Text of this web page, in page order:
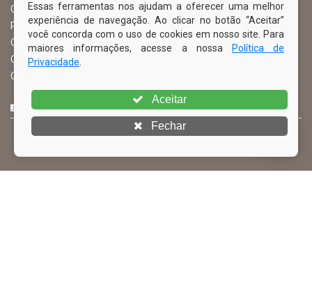
Chefe de Gabinete
Procuradoria Geral
Órgão de Controle Interno
Organograma
Comissão Permanente de Licitação – CPL
CURTA NOSSA FAN PAGE
Essas ferramentas nos ajudam a oferecer uma melhor
experiência de navegação. Ao clicar no botão “Aceitar”
você concorda com o uso de cookies em nosso site. Para
maiores informações, acesse a nossa
Política de
Privacidade
Aceitar
Fechar